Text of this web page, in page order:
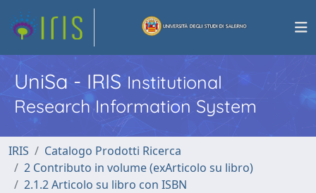
UniSa - IRISInstitutional
Research Information System
IRIS
Catalogo Prodotti Ricerca
2 Contributo in volume (exArticolo su libro)
2.1.2 Articolo su libro con ISBN